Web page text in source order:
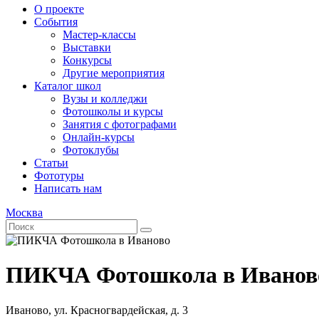
О проекте
События
Мастер-классы
Выставки
Конкурсы
Другие мероприятия
Каталог школ
Вузы и колледжи
Фотошколы и курсы
Занятия с фотографами
Онлайн-курсы
Фотоклубы
Статьи
Фототуры
Написать нам
Москва
ПИКЧА Фотошкола в
Иваново, ул. Красногвардейская, д. 3